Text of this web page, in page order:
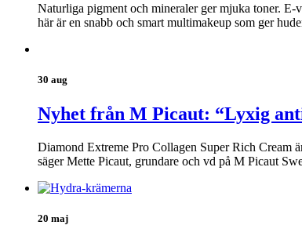
Naturliga pigment och mineraler ger mjuka toner.
här är en snabb och smart multimakeup som ger
30 aug
Nyhet från M Picaut: “Lyxig
Diamond Extreme Pro Collagen Super Rich Cream
säger Mette Picaut, grundare och vd på M Picaut
20 maj